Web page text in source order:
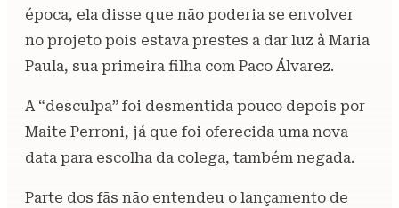
época, ela disse que não poderia se envolver
no projeto pois estava prestes a dar luz à Maria
Paula, sua primeira filha com Paco Álvarez.
A “desculpa” foi desmentida pouco depois por
Maite Perroni, já que foi oferecida uma nova
data para escolha da colega, também negada.
Parte dos fãs não entendeu o lançamento de